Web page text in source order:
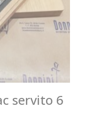
servito 6